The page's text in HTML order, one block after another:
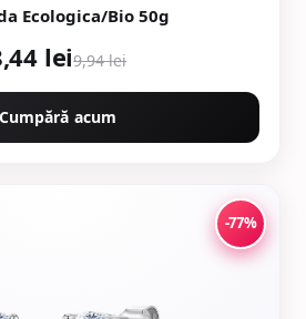
Ecologica/Bio 50g
lei9,94 lei
Cumpără acum
-77%